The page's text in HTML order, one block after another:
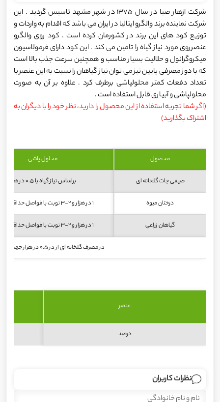
شرکت ازهار صبا در سال 1375 در شهر مشهد تاسیس گردید . این
شرکت نماینده برند والگرو ایتالیا در ایران می باشد که اقدام به واردات و
توزیع کود های این برند در کشورمان کرده است . کود روی والگرو
عنصرروی مورد نیاز گیاه را تامین می کند . این کود دارای فرمولاسیون
میکروگرانول و حلالیت بسیار مناسب و همچنین سرعت جذب بالا است
که با دوز مصرفی پایین نیز می توان نیاز گیاهان را نسبت به این عنصر با
تعداد دفعات کمتر محلولپاشی برطرف کرد . علاوه بر آن به صورت
محلولپاشی و آبیاری قابل استفاده است .
(اگر شما تجربه استفاده از این محصول را دارید، نظر خود را با دیگران به
اشتراک بگذارید)
محصول محلول پاشی
صیفی جات گلخانه ای براساس نیاز گیاه با 0.5 در هزار
درختان میوه 1 در هزار و 2-3 نوبت با فواصل حداقل 2 هفته
گیاهان زراعی 1 در هزار و 2-3 نوبت با فواصل حداقل 2 هفته
در مصرف گلخانه ای از دز 0.5 در هزار جهت محلولپاشی تجاوز نگردد
عنصر
درصد
نظرات کاربران